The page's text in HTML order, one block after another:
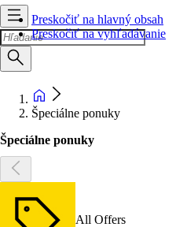
Preskočiť na hlavný obsah
Preskočiť na vyhľadávanie
Špeciálne ponuky
Špeciálne ponuky
All Offers